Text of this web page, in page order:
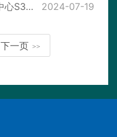
关于岳阳县公路建设和养护中心S310岳阳县公田至新墙公路改建工程（一期）环境影响报告表拟进行审查的公示 2024-07-19
下一页 >>